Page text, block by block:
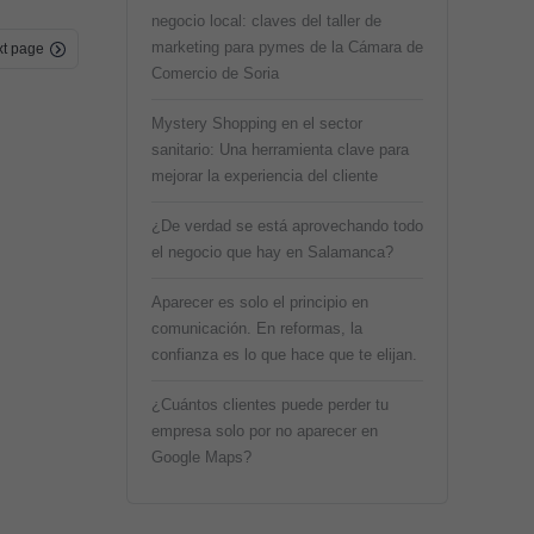
page
negocio local: claves del taller de
marketing para pymes de la Cámara de
Comercio de Soria
Mystery Shopping en el sector
sanitario: Una herramienta clave para
mejorar la experiencia del cliente
¿De verdad se está aprovechando todo
el negocio que hay en Salamanca?
Aparecer es solo el principio en
comunicación. En reformas, la
confianza es lo que hace que te elijan.
¿Cuántos clientes puede perder tu
empresa solo por no aparecer en
Google Maps?